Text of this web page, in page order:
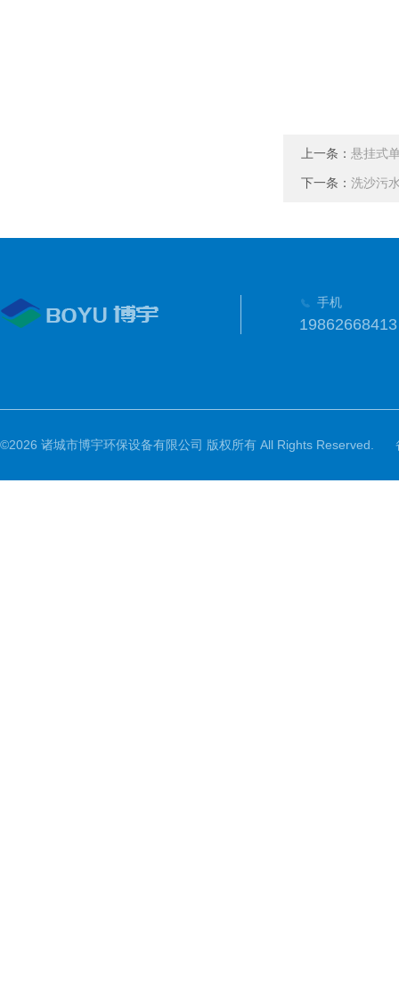
上一条： 悬挂式
下一条： 洗沙污
手机
19862668413
©2026 诸城市博宇环保设备有限公司 版权所有 All Rights Reserved.